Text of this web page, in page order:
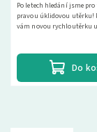
Do
Po letech hledání jsme
pravou úklidovou utěrku!
vám novou rychloutěrku